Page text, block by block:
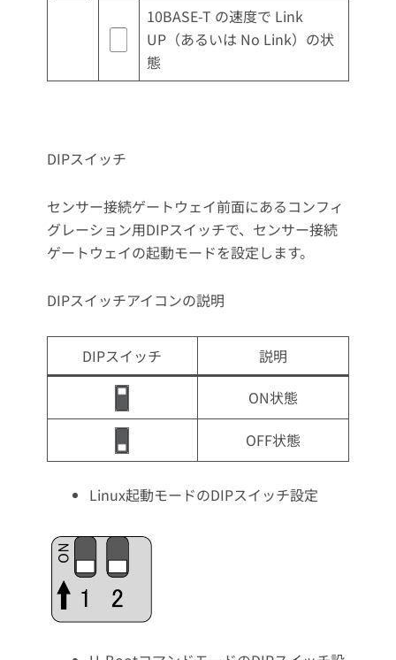
10BASE-T の速度で Link
UP（あるいは No Link）の状
態
DIPスイッチ
センサー接続ゲートウェイ前面にあるコンフィ
グレーション用DIPスイッチで、センサー接続
ゲートウェイの起動モードを設定します。
DIPスイッチアイコンの説明
DIPスイッチ
説明
ON状態
OFF状態
Linux起動モードのDIPスイッチ設定